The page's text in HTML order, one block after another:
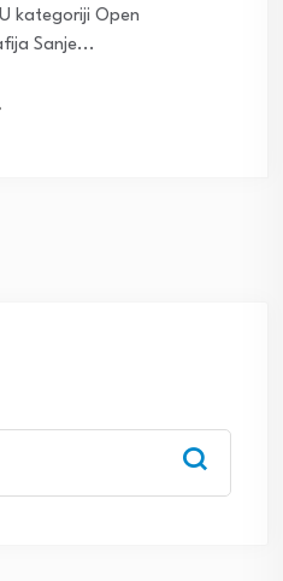
kategoriji Open
Sanje...